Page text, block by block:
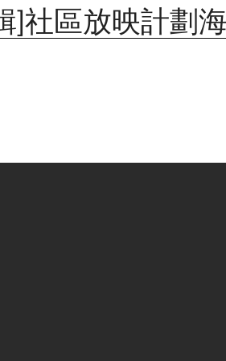
]社區放映計劃